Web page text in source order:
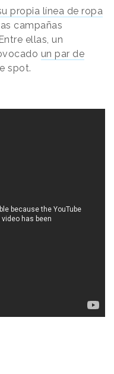
propia línea de ropa
campañas
ellas, un
un par de
spot.